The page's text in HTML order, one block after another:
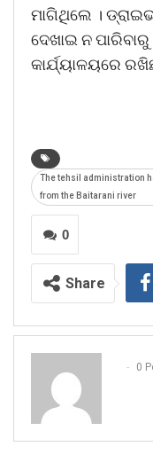
ମାଗିଥିଲେ ।
ଦେଖାଇ ନ
କାର୍ଯ୍ୟାଳୟରେ
The tehsil administration
from the Baitarani river
0
Share
0